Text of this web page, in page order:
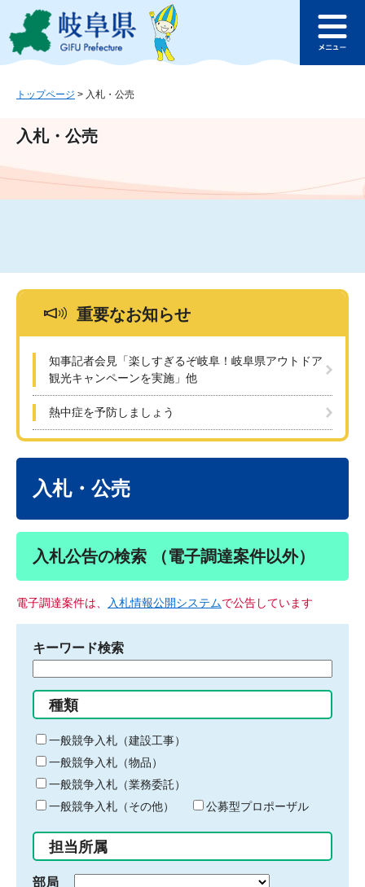
ジ
ュ
文
このページの本文へ
ュ
トップページ > 入札・公売
入札・公売
重要なお知らせ
知事記者会見「楽しすぎるぞ岐阜！岐阜県アウトドア
観光キャンペーンを実施」他
熱中症を予防しましょう
入札・公売
入札公告の検索 （電子調達案件以外）
電子調達案件は、 入札情報公開システムで公告しています
キーワード検索
る
キ
ー
ワ
ー
ド
入
力
種類
一般競争入札（建設工事）
一般競争入札（物品）
一般競争入札（業務委託）
一般競争入札（その他）
公募型プロポーザル
担当所属
部局